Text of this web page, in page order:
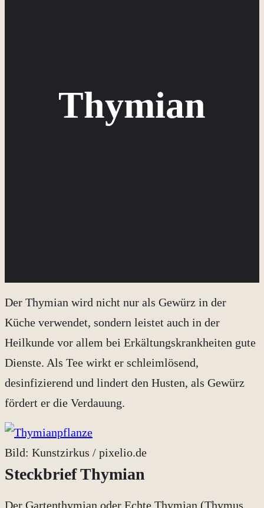
Thymian
Der Thymian wird nicht nur als Gewürz in der
Küche verwendet, sondern leistet auch in der
Heilkunde vor allem bei Erkältungskrankheiten gute
Dienste. Als Tee wirkt er schleimlösend,
desinfizierend und lindert den Husten, als Gewürz
fördert er die Verdauung.
Bild: Kunstzirkus / pixelio.de
Steckbrief Thymian
Der Gartenthymian oder Echte Thymian (Thymus